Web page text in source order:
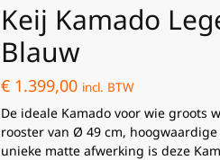
Keij Kamado
Blauw
€1.399,00 incl. BTW
De ideale Kamado voor wie groots
rooster van Ø 49 cm,
unieke matte afwerking is deze